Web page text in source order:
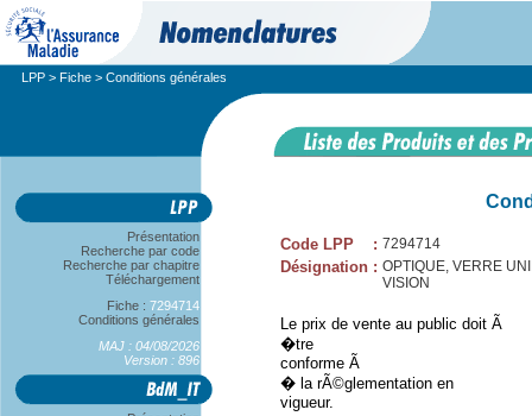
LPP > Fiche > Conditions générales
Présentation
Recherche par code
Recherche par chapitre
Téléchargement
Fiche : 7294714
Conditions générales
MAJ : 04/08/2026
Version : 896
Code LPP : 7294714
Désignation : OPTIQUE, VERRE
VISION
Le prix de vente au public doit Ã
�tre
conforme Ã
� la rÃ©glementation en
vigueur.